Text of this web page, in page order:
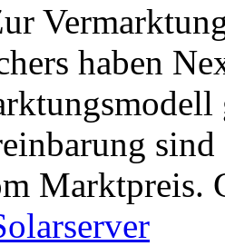
haben
Marktpreis.